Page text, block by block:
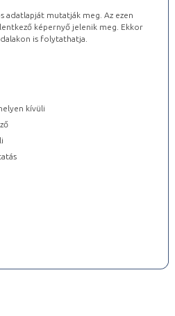
adatlapját mutatják meg. Az ezen
képernyő jelenik meg. Ekkor
is folytathatja.
kívüli